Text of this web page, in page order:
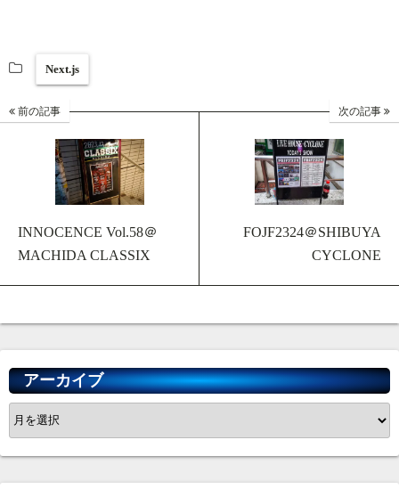
Next.js
前の記事
INNOCENCE Vol.58＠
MACHIDA CLASSIX
次の記事
FOJF2324＠SHIBUYA
CYCLONE
アーカイブ
ア
ー
カ
イ